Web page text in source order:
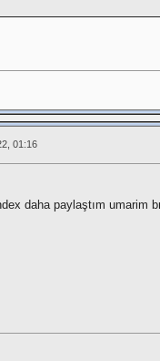
01:16
daha paylaştım umarim